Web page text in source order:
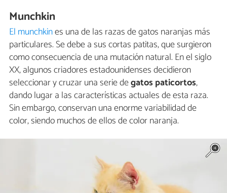
Munchkin
El munchkines una de las razas de gatos naranjas más
particulares. Se debe a sus cortas patitas, que surgieron
como consecuencia de una mutación natural. En el siglo
XX, algunos criadores estadounidenses decidieron
seleccionar y cruzar una serie degatos paticortos,
dando lugar a las características actuales de esta raza.
Sin embargo, conservan una enorme variabilidad de
color, siendo muchos de ellos de color naranja.